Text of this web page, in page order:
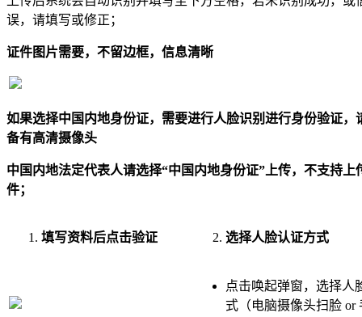
误，请填写或修正；
证件图片需要，不留边框，信息清晰
如果选择中国内地身份证，需要进行人脸识别进行身份验证，
备有高清摄像头
中国内地法定代表人请选择“中国内地身份证”上传，不支持上
件；
填写资料后点击验证 选择人脸认证方式
点击唤起弹窗，选择人
式（电脑摄像头扫脸 or